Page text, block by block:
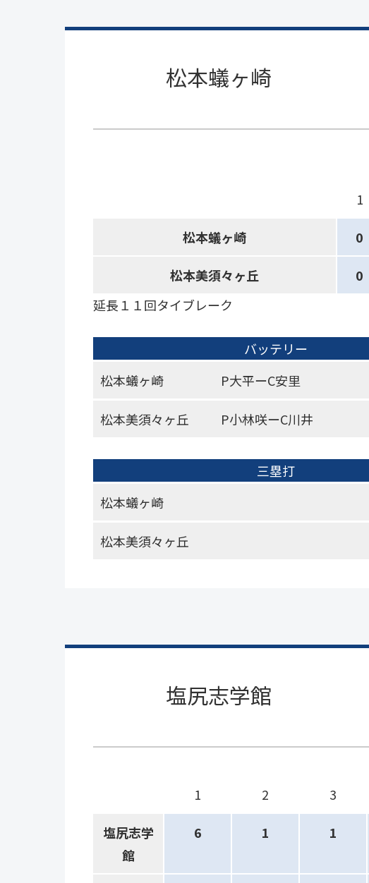
松本蟻ヶ崎
1
松本蟻ヶ崎 0
松本美須々ヶ丘 0
延長１１回タイブレーク
バッテリー
松本蟻ヶ崎
P大平ーC安里
松本美須々ヶ丘 P小林咲ーC川井
三塁打
松本蟻ヶ崎
松本美須々ヶ丘
塩尻志学館
1 2 3
塩尻志学
館
6 1 1